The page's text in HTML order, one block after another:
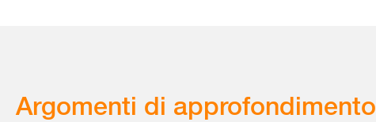
Argomenti di approfondimento